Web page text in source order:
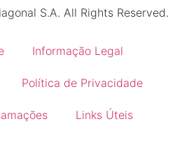
S.A. All Rights Reserved.
Informação Legal
Política de Privacidade
Links Úteis